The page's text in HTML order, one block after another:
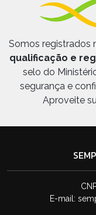
Somos registrados
qualificação e
selo do
segurança e
Aproveite
E-mail: